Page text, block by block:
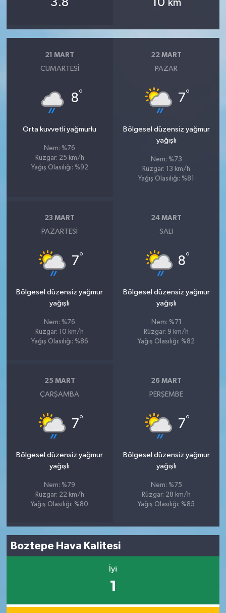
3.8 10 km
21 MART
CUMARTESI
8°
Orta kuvvetli yağmurlu
Nem: %76
Rüzgar: 25 km/h
Yağış Olasılığı: %92
22 MART
PAZAR
7°
Bölgesel düzensiz yağmur
yağışlı
Nem: %73
Rüzgar: 13 km/h
Yağış Olasılığı: %81
23 MART
PAZARTESI
7°
Bölgesel düzensiz yağmur
yağışlı
Nem: %76
Rüzgar: 10 km/h
Yağış Olasılığı: %86
24 MART
SALI
8°
Bölgesel düzensiz yağmur
yağışlı
Nem: %71
Rüzgar: 9 km/h
Yağış Olasılığı: %82
25 MART
ÇARŞAMBA
7°
Bölgesel düzensiz yağmur
yağışlı
Nem: %79
Rüzgar: 22 km/h
Yağış Olasılığı: %80
26 MART
PERŞEMBE
7°
Bölgesel düzensiz yağmur
yağışlı
Nem: %75
Rüzgar: 28 km/h
Yağış Olasılığı: %85
Boztepe Hava Kalitesi
İyi
1